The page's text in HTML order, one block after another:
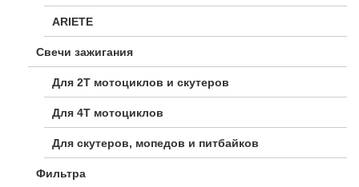
ARIETE
Свечи зажигания
Для 2Т мотоциклов и скутеров
Для 4Т мотоциклов
Для скутеров, мопедов и питбайков
Фильтра